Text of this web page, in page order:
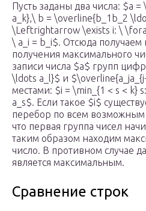
Пусть заданы два числа: $a
a_k},\ b = \overline{b_1b_2
\Leftrightarrow \exists i: \
\ a_i = b_i$. Отсюда
получения максимального
записи числа $a$ групп
\ldots a_l}$ и
местами: $i = \min_{1 < s < k}
a_s$. Если такое $i$
перебор по всем возможным
что первая группа чисел
таким образом находим
число. В противном случае
является максимальным.
Сравнение строк